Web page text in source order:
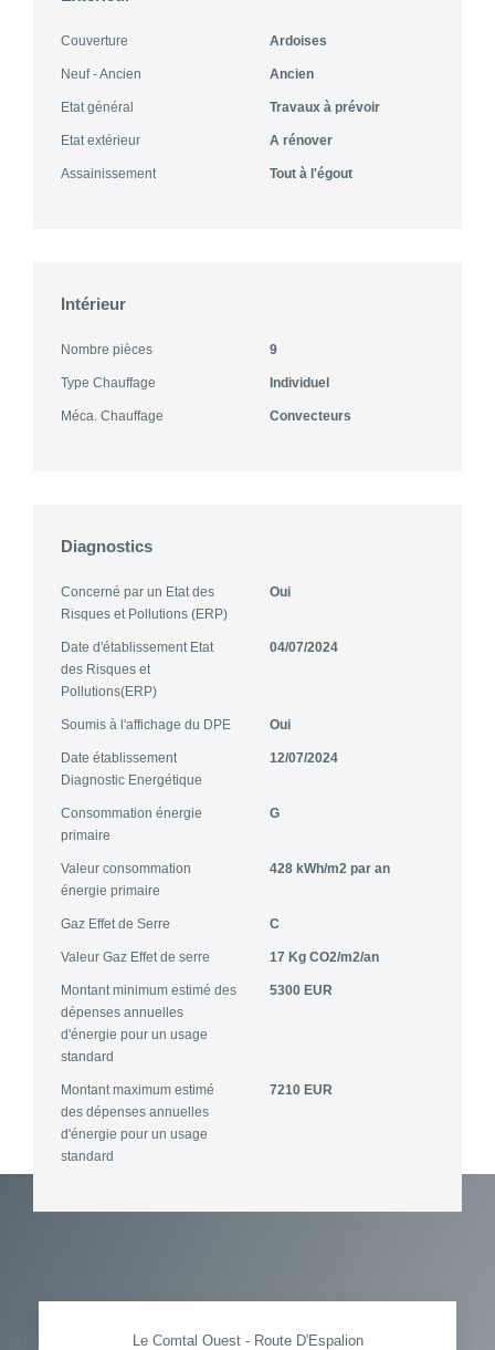
Couverture Ardoises
Neuf - Ancien Ancien
Etat général Travaux à prévoir
Etat extérieur A rénover
Assainissement Tout à l'égout
Intérieur
Nombre pièces 9
Type Chauffage Individuel
Méca. Chauffage Convecteurs
Diagnostics
Concerné par un Etat des
Risques et Pollutions (ERP)
Oui
Date d'établissement Etat
des Risques et
Pollutions(ERP)
04/07/2024
Soumis à l'affichage du DPE Oui
Date établissement
Diagnostic Energétique
12/07/2024
Consommation énergie
primaire
G
Valeur consommation
énergie primaire
428 kWh/m2 par an
Gaz Effet de Serre C
Valeur Gaz Effet de serre 17 Kg CO2/m2/an
Montant minimum estimé des
dépenses annuelles
d'énergie pour un usage
standard
5300 EUR
Montant maximum estimé
des dépenses annuelles
d'énergie pour un usage
standard
7210 EUR
Le Comtal Ouest - Route D'Espalion